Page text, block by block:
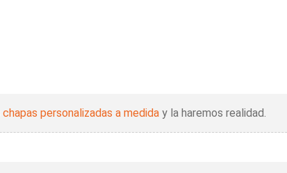
chapas personalizadas a medida y la haremos realidad.